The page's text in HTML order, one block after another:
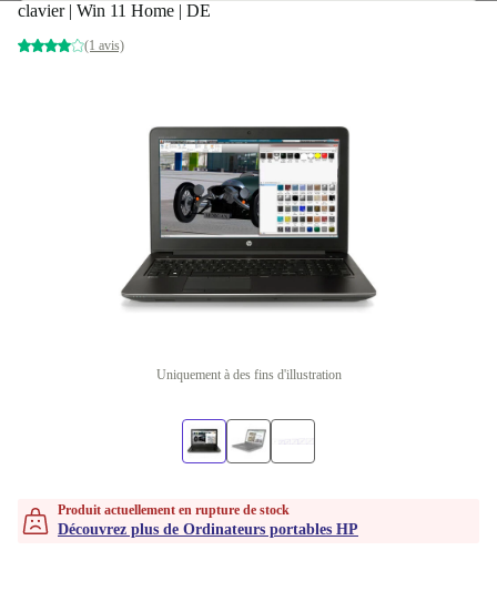
clavier | Win 11 Home | DE
(1 avis)
Uniquement à des fins d'illustration
Produit actuellement en rupture de stock
Découvrez plus de Ordinateurs portables HP